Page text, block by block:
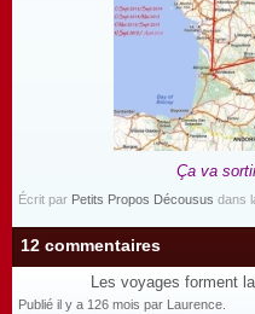
Ça va
Écrit par Petits Propos Décousus dans
12 commentaires
Les voyages forment
Publié il y a 126 mois par Laurence.